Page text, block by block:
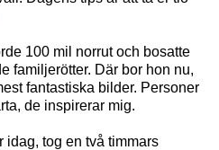
100 mil norrut och bosatte
familjerötter. Där bor hon nu,
fantastiska bilder. Personer
de inspirerar mig.
idag, tog en två timmars